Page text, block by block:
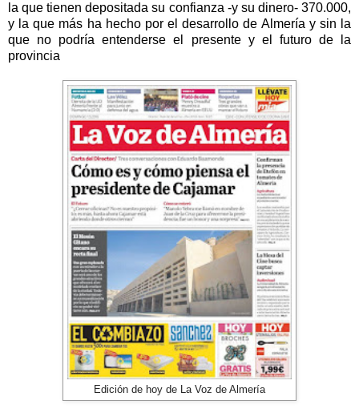
la que tienen depositada su confianza -y su dinero- 370.000,
y la que más ha hecho por el desarrollo de Almería y sin la
que no podría entenderse el presente y el futuro de la
provincia
Edición de hoy de La Voz de Almería